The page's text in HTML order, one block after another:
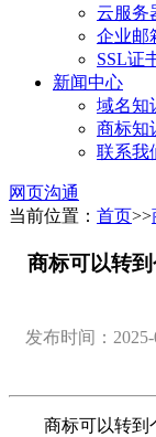
云服务
企业邮
SSL证
新闻中心
域名知
商标知
联系我
网页沟通
当前位置： 首页>>
商标可以转
发布时间：2025-
商标可以转到